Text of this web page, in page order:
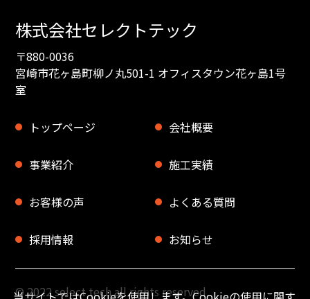
株式会社セレクトテック
〒880-0036
宮崎市花ヶ島町柳ノ丸501-1 オフィスタウン花ヶ島1号
室
トップページ 会社概要
事業紹介 施工実績
お客様の声 よくある質問
採用情報 お知らせ
© 2022 select tech all rights reserved.